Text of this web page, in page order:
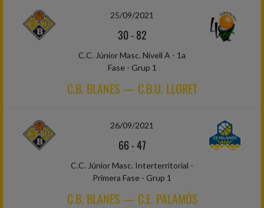
25/09/2021
30-82
C.C. Júnior Masc. Nivell A - 1a
Fase - Grup 1
C.B. BLANES — C.B.U. LLORET
26/09/2021
66-47
C.C. Júnior Masc. Interterritorial -
Primera Fase - Grup 1
C.B. BLANES — C.E. PALAMÓS